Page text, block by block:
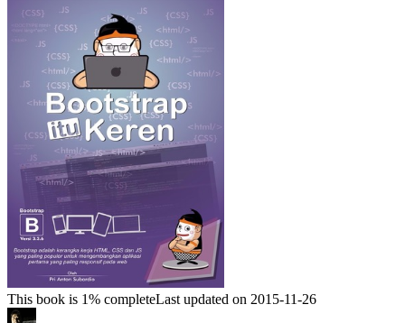
This book is 1% completeLast updated on 2015-11-26